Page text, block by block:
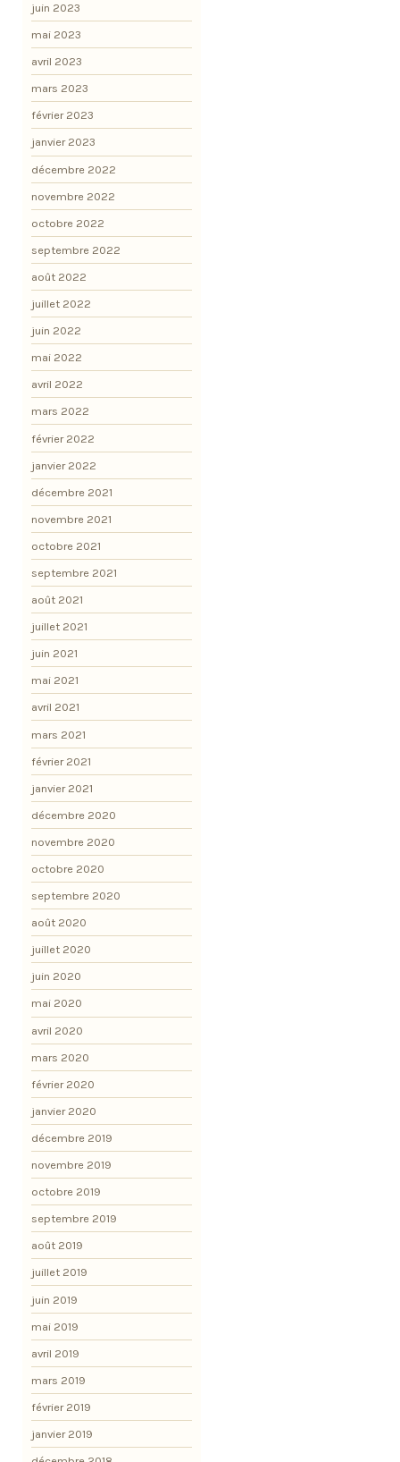
juin 2023
mai 2023
avril 2023
mars 2023
février 2023
janvier 2023
décembre 2022
novembre 2022
octobre 2022
septembre 2022
août 2022
juillet 2022
juin 2022
mai 2022
avril 2022
mars 2022
février 2022
janvier 2022
décembre 2021
novembre 2021
octobre 2021
septembre 2021
août 2021
juillet 2021
juin 2021
mai 2021
avril 2021
mars 2021
février 2021
janvier 2021
décembre 2020
novembre 2020
octobre 2020
septembre 2020
août 2020
juillet 2020
juin 2020
mai 2020
avril 2020
mars 2020
février 2020
janvier 2020
décembre 2019
novembre 2019
octobre 2019
septembre 2019
août 2019
juillet 2019
juin 2019
mai 2019
avril 2019
mars 2019
février 2019
janvier 2019